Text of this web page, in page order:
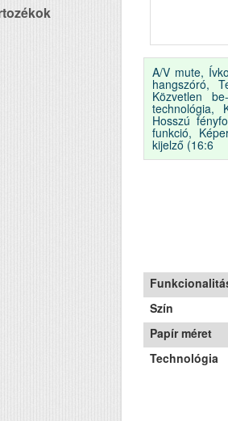
A/V mute,
hangszóró,
Közvetlen
technológia,
Hosszú
funkció,
kijelző (16:6
Szín
Papír méret
Technológia